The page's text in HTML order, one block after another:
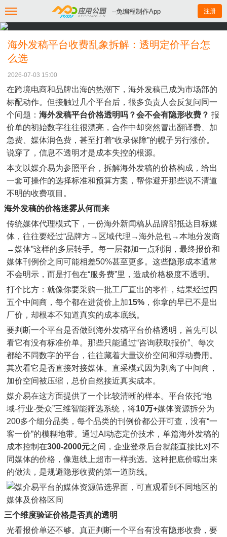
--免编程制作App 注册
海外发稿平台收费乱象拆解：透明定价平台怎
么选
2026-07-03 15:00
在跨境电商和品牌出海的热潮下，海外发稿已成为市场部的
标配动作。但接触过几个平台后，很多负责人会反复问同一
个问题： 海外发稿平台价格透明吗？会不会有隐形收费？ 报
价单的初始数字往往很漂亮，合作中却突然冒出翻译费、加
急费、媒体润色费，甚至打着“收录保障”的幌子另行涨价。
说穿了，信息不透明才是成本失控的根源。
本文以媒介易为参照平台，拆解海外发稿的价格构成，给出
一套可操作的选择标准和预算方案，帮你避开那些说不清道
不明的收费项目。
海外发稿的价格迷雾从何而来
传统媒体代理模式下，一份海外新闻稿从品牌部抵达目标媒
体，往往要经过“品牌方→区域代理→海外总包→本地分发商
→媒体”这样的多层转手。每一层都加一点利润，最终报价和
媒体刊例价之间可能相差50%甚至更多。这些隐形成本通常
不会明示，而是打包在“服务费”里，造成价格极度不透明。
打个比方：就像你要采购一批工厂直出的零件，结果经过四
五个中间商，每个都在进货价上加15% ，你拿的早已不是出
厂价，却根本不知道真实的成本底线。
要判断一个平台是否做到海外发稿平台价格透明，首先可以
看它有没有标准价单。那些只能通过“咨询获取报价”、每次
都给不同数字的平台，往往藏着大量议价空间和浮动费用。
其次看它是否直接对接媒体。直采模式因为剥离了中间商，
加价空间被压缩，总价自然接近真实成本。
媒介易在这方面提供了一个比较清晰的样本。平台依托“地
域-行业-受众”三维智能筛选系统，将10万+媒体资源拆分为
200多个细分品类，每个品类的刊例价都公开可查，没有“一
客一价”的模糊地带。通过AI动态定价技术，单篇海外发稿的
成本控制在300-2000元之间，企业登录后台就能直接比对不
同媒体的价格，像逛线上超市一样挑选。这种把底价晾出来
的做法，是规避隐形收费的第一道防线。
三个维度验证价格是否真的透明
光看报价单还不够。真正判断一个平台有没有隐形收费，要